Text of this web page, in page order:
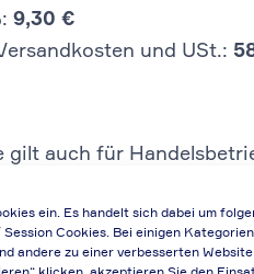
ein. Es handelt sich dabei um
Cookies. Bei einigen
andere zu einer verbesserten Website
9,30 €
und USt.:
gilt auch für
Sie uns über die
IdNr und